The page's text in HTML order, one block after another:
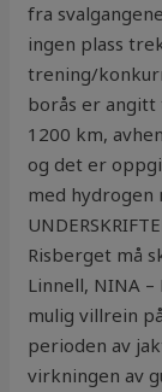
fra
ingen plass
trening/
borås er angitt
1200 km,
og det er
med hydrogen
Risberget må
Linnell, NINA
mulig villrein
perioden av
virkningen av